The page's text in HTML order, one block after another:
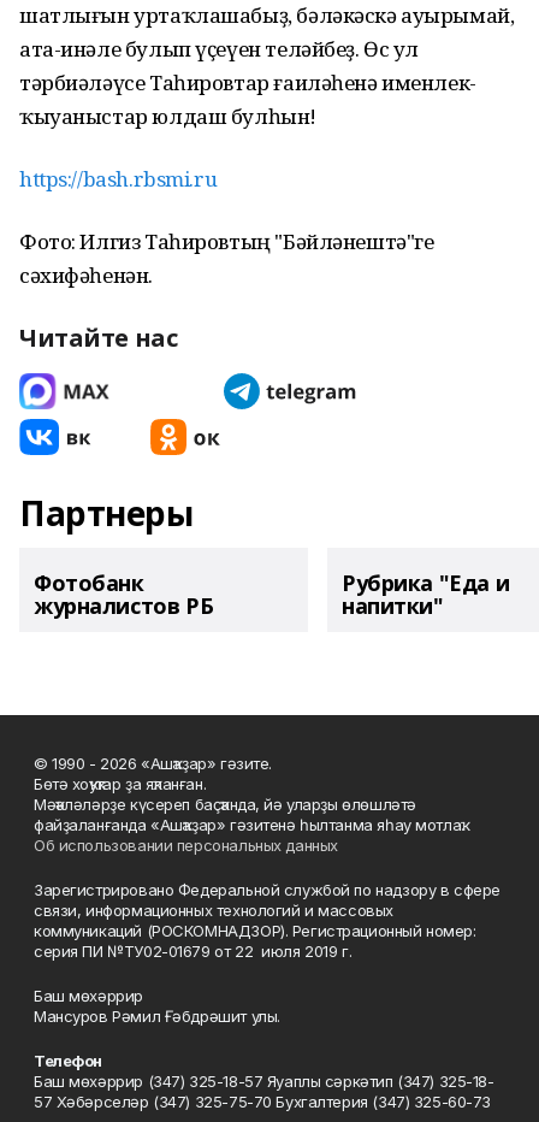
шатлығын уртаҡлашабыҙ, бәләкәскә ауырымай,
ата-инәле булып үҫеүен теләйбеҙ. Өс ул
тәрбиәләүсе Таһировтар ғаиләһенә именлек-
ҡыуаныстар юлдаш булһын!
https://bash.rbsmi.ru
Фото: Илгиз Таһировтың "Бәйләнештә"ге
сәхифәһенән.
Читайте нас
Партнеры
Фотобанк
журналистов РБ
Рубрика "Еда и
напитки"
© 1990 - 2026 «Ашҡаҙар» гәзите.
Бөтә хоҡуҡтар ҙа яҡланған.
Мәҡәләләрҙе күсереп баҫҡанда, йә уларҙы өлөшләтә
файҙаланғанда «Ашҡаҙар» гәзитенә һылтанма яһау мотлаҡ.
Об использовании персональных данных
Зарегистрировано Федеральной службой по надзору в сфере
связи, информационных технологий и массовых
коммуникаций (РОСКОМНАДЗОР). Регистрационный номер:
серия ПИ №ТУ02-01679 от 22 июля 2019 г.
Баш мөхәррир
Мансуров Рәмил Ғәбдрәшит улы.
Телефон
Баш мөхәррир (347) 325-18-57 Яуаплы сәркәтип (347) 325-18-
57 Хәбәрселәр (347) 325-75-70 Бухгалтерия (347) 325-60-73